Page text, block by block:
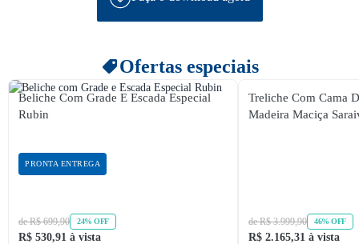
Ofertas especiais
Beliche Com Grade E Escada Especial
Rubin
PRONTA ENTREGA
de R$ 699,90 24% OFF
R$ 530,91 à vista
Treliche Com Cama
Madeira Maciça
de R$ 3.999,90 46% OFF
R$ 2.165,31 à vista